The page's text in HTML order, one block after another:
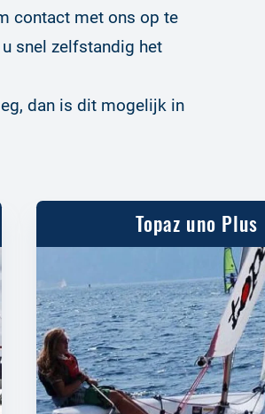
contact met ons op te
snel zelfstandig het
dan is dit mogelijk in
Topaz uno Plus